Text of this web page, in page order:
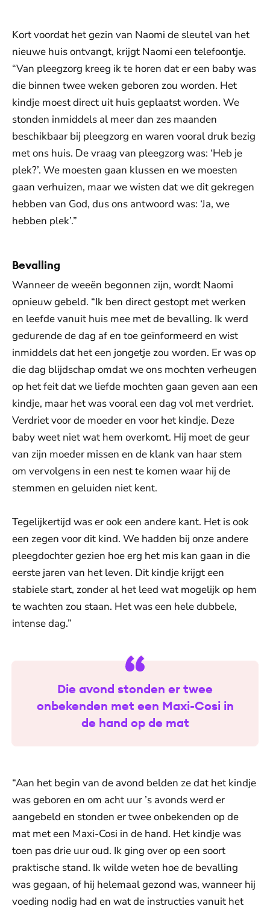
Kort voordat het gezin van Naomi de sleutel van het
nieuwe huis ontvangt, krijgt Naomi een telefoontje.
“Van pleegzorg kreeg ik te horen dat er een baby was
die binnen twee weken geboren zou worden. Het
kindje moest direct uit huis geplaatst worden. We
stonden inmiddels al meer dan zes maanden
beschikbaar bij pleegzorg en waren vooral druk bezig
met ons huis. De vraag van pleegzorg was: ‘Heb je
plek?’. We moesten gaan klussen en we moesten
gaan verhuizen, maar we wisten dat we dit gekregen
hebben van God, dus ons antwoord was: ‘Ja, we
hebben plek’.”
Bevalling
Wanneer de weeën begonnen zijn, wordt Naomi
opnieuw gebeld. “Ik ben direct gestopt met werken
en leefde vanuit huis mee met de bevalling. Ik werd
gedurende de dag af en toe geïnformeerd en wist
inmiddels dat het een jongetje zou worden. Er was op
die dag blijdschap omdat we ons mochten verheugen
op het feit dat we liefde mochten gaan geven aan een
kindje, maar het was vooral een dag vol met verdriet.
Verdriet voor de moeder en voor het kindje. Deze
baby weet niet wat hem overkomt. Hij moet de geur
van zijn moeder missen en de klank van haar stem
om vervolgens in een nest te komen waar hij de
stemmen en geluiden niet kent.
Tegelijkertijd was er ook een andere kant. Het is ook
een zegen voor dit kind. We hadden bij onze andere
pleegdochter gezien hoe erg het mis kan gaan in die
eerste jaren van het leven. Dit kindje krijgt een
stabiele start, zonder al het leed wat mogelijk op hem
te wachten zou staan. Het was een hele dubbele,
intense dag.”
Die avond stonden er twee
onbekenden met een Maxi-Cosi in
de hand op de mat
“Aan het begin van de avond belden ze dat het kindje
was geboren en om acht uur ’s avonds werd er
aangebeld en stonden er twee onbekenden op de
mat met een Maxi-Cosi in de hand. Het kindje was
toen pas drie uur oud. Ik ging over op een soort
praktische stand. Ik wilde weten hoe de bevalling
was gegaan, of hij helemaal gezond was, wanneer hij
voeding nodig had en wat de instructies vanuit het